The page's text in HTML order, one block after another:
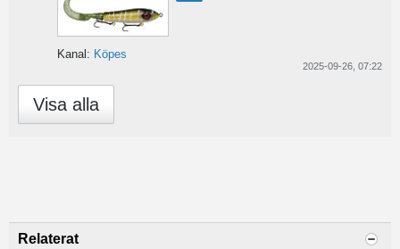
Kanal: Köpes
2025-09-26, 07:22
Visa alla
Relaterat